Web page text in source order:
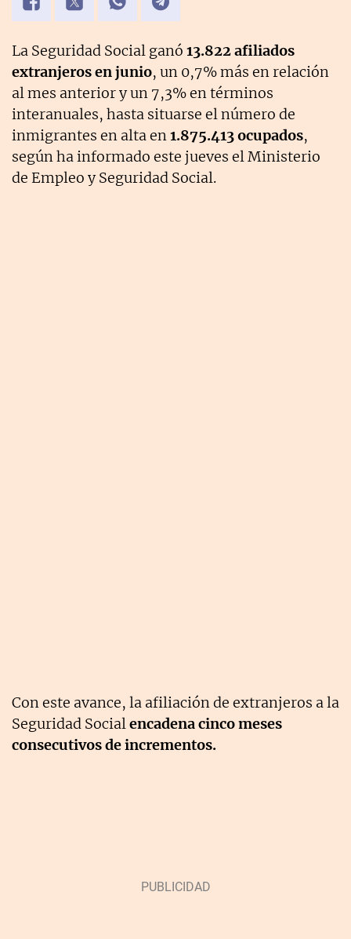
La Seguridad Social ganó 13.822 afiliados
extranjeros en junio, un 0,7% más en relación
al mes anterior y un 7,3% en términos
interanuales, hasta situarse el número de
inmigrantes en alta en1.875.413 ocupados,
según ha informado este jueves el Ministerio
de Empleo y Seguridad Social.
Con este avance, la afiliación de extranjeros a la
Seguridad Socialencadena cinco meses
consecutivos de incrementos.